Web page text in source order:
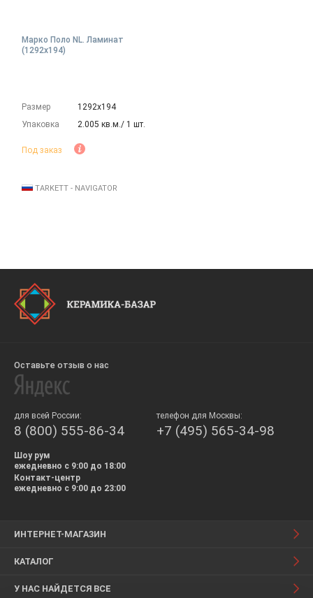
Марко Поло NL. Ламинат
(1292х194)
Размер
1292х194
Упаковка
2.005 кв.м./ 1 шт.
Под заказ
TARKETT - NAVIGATOR
Оставьте отзыв о нас
для всей России:
8 (800) 555-86-34
телефон для Москвы:
+7 (495) 565-34-98
Шоу рум
ежедневно с 9:00 до 18:00
Контакт-центр
ежедневно с 9:00 до 23:00
ИНТЕРНЕТ-МАГАЗИН
КАТАЛОГ
У НАС НАЙДЕТСЯ ВСЕ